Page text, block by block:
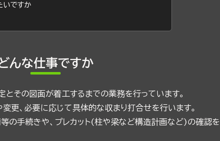
いですか
んな仕事ですか
その図面が着工するまでの業務を行っています。
更、必要に応じて具体的な収まり打合せを行います。
の手続きや、プレカット(柱や梁など構造計画など)の確認を